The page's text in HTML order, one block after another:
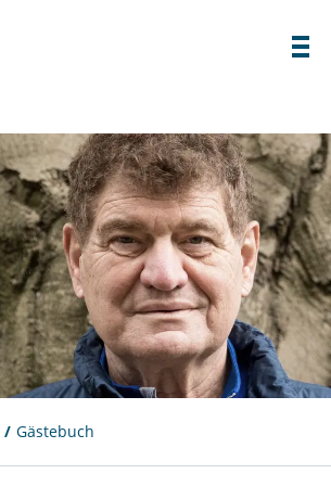
Gästebuch